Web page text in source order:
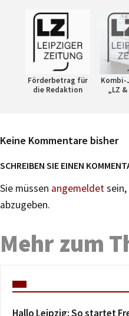
Förderbetrag für
die Redaktion
Kombi-
„LZ
Keine Kommentare bisher
SCHREIBEN SIE EINEN
Sie müssen angemeldet
abzugeben.
Mehr zum
Hallo Leipzig: So startet